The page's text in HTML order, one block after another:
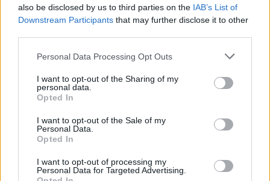
also be disclosed by us to third parties on the IAB’s List of
Downstream Participants that may further disclose it to other
Personal Data Processing Opt Outs
I want to opt-out of the Sharing of my
personal data.
Opted In
I want to opt-out of the Sale of my
Personal Data.
Opted In
I want to opt-out of processing my
Personal Data for Targeted Advertising.
Esim for Global
Esim for USA | Esim for Italy
for Turkey|Esim for Germany|Esim for Greece|